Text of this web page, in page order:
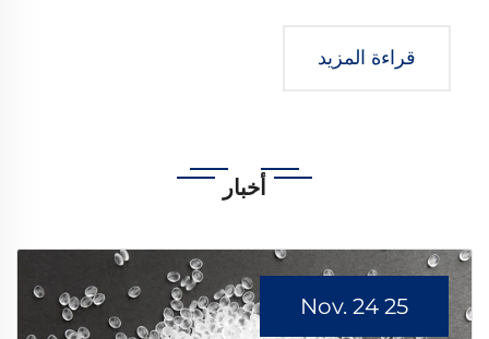
قراءة المزيد
أخبار
25 Nov. 24